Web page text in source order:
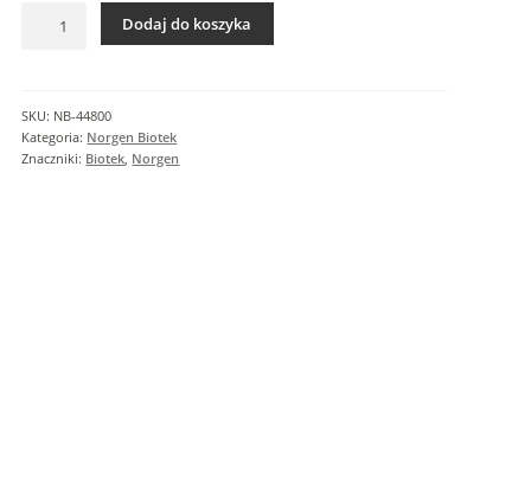
and
Isolation
Kit
Dodaj do koszyka
SKU: NB-44800
Kategoria: Norgen Biotek
Znaczniki: Biotek Norgen